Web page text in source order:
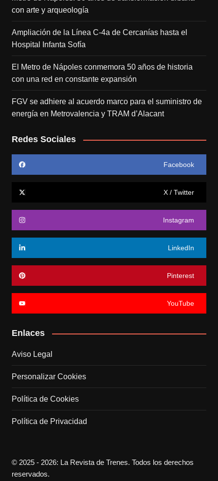
con arte y arqueología
Ampliación de la Línea C-4a de Cercanías hasta el
Hospital Infanta Sofía
El Metro de Nápoles conmemora 50 años de historia
con una red en constante expansión
FGV se adhiere al acuerdo marco para el suministro de
energía en Metrovalencia y TRAM d’Alacant
Redes Sociales
Facebook
X / Twitter
Instagram
LinkedIn
Pinterest
YouTube
Enlaces
Aviso Legal
Personalizar Cookies
Política de Cookies
Política de Privacidad
© 2025 - 2026: La Revista de Trenes. Todos los derechos
reservados.